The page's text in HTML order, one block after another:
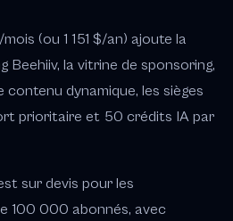
(ou 1 151 $/an) ajoute la
Beehiiv, la vitrine de sponsoring,
contenu dynamique, les sièges
prioritaire et 50 crédits IA par
sur devis pour les
100 000 abonnés, avec